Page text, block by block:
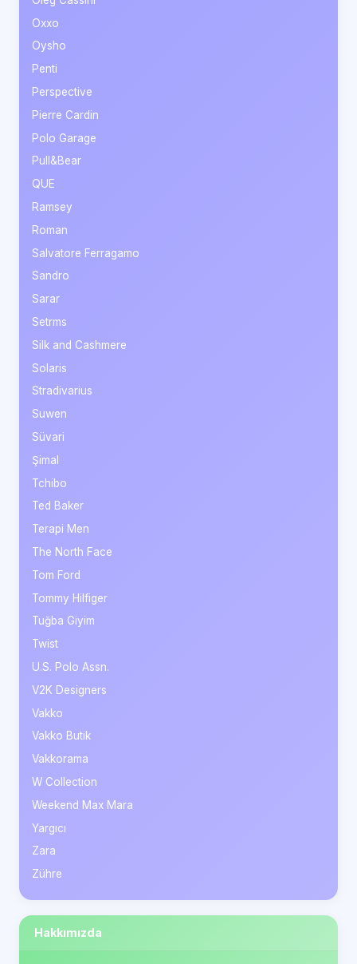
Oxxo
Oysho
Penti
Perspective
Pierre Cardin
Polo Garage
Pull&Bear
QUE
Ramsey
Roman
Salvatore Ferragamo
Sandro
Sarar
Setrms
Silk and Cashmere
Solaris
Stradivarius
Suwen
Süvari
Şimal
Tchibo
Ted Baker
Terapi Men
The North Face
Tom Ford
Tommy Hilfiger
Tuğba Giyim
Twist
U.S. Polo Assn.
V2K Designers
Vakko
Vakko Butik
Vakkorama
W Collection
Weekend Max Mara
Yargıcı
Zara
Zühre
Hakkımızda